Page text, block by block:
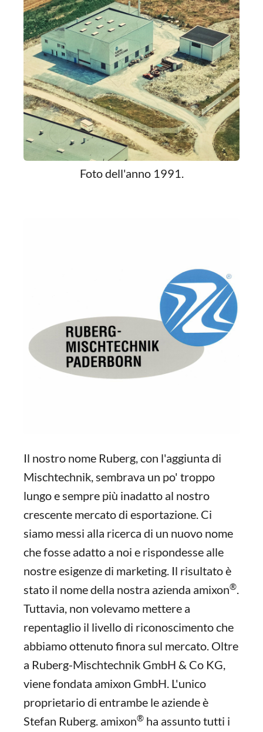
Foto dell'anno 1991.
Il nostro nome Ruberg, con l'aggiunta di
Mischtechnik, sembrava un po' troppo
lungo e sempre più inadatto al nostro
crescente mercato di esportazione. Ci
siamo messi alla ricerca di un nuovo nome
che fosse adatto a noi e rispondesse alle
nostre esigenze di marketing. Il risultato è
stato il nome della nostra azienda amixon®.
Tuttavia, non volevamo mettere a
repentaglio il livello di riconoscimento che
abbiamo ottenuto finora sul mercato. Oltre
a Ruberg-Mischtechnik GmbH & Co KG,
viene fondata amixon GmbH. L'unico
proprietario di entrambe le aziende è
Stefan Ruberg. amixon® ha assunto tutti i